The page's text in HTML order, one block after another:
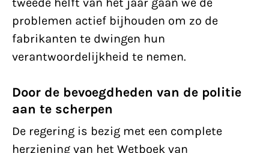
problemen actief bijhouden om zo de
fabrikanten te dwingen hun
verantwoordelijkheid te nemen.
Door de bevoegdheden van de politie
aan te scherpen
De regering is bezig met een complete
herziening van het Wetboek van